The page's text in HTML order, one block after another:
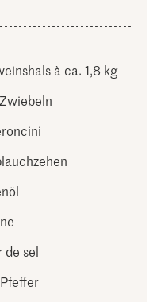
à ca. 1,8 kg
de sel